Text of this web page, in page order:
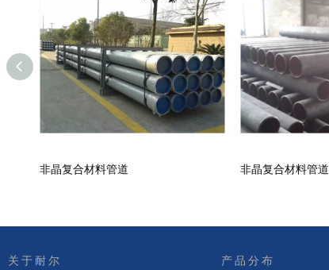
非晶复合材料管道 非晶复合材料管道
关于耐尔 产品分布